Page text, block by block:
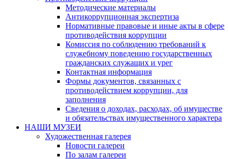
Методические материалы
Антикоррупционная экспертиза
Нормативные правовые и иные акты в сфере
противодействия коррупции
Комиссия по соблюдению требований к
служебному поведению государственных
гражданских служащих и урег
Контактная информация
Формы документов, связанных с
противодействием коррупции, для
заполнения
Сведения о доходах, расходах, об имуществе
и обязательствах имущественного характера
НАШИ МУЗЕИ
Художественная галерея
Новости галереи
По залам галереи